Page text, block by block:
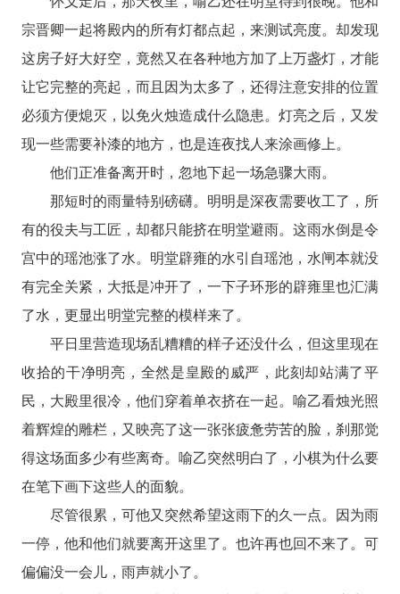
宗晋卿一起将殿内的所有灯都点起，来测试亮度。却发现
这房子好大好空，竟然又在各种地方加了上万盏灯，才能
让它完整的亮起，而且因为太多了，还得注意安排的位置
必须方便熄灭，以免火烛造成什么隐患。灯亮之后，又发
现一些需要补漆的地方，也是连夜找人来涂画修上。
他们正准备离开时，忽地下起一场急骤大雨。
那短时的雨量特别磅礴。明明是深夜需要收工了，所
有的役夫与工匠，却都只能挤在明堂避雨。这雨水倒是令
宫中的瑶池涨了水。明堂辟雍的水引自瑶池，水闸本就没
有完全关紧，大抵是冲开了，一下子环形的辟雍里也汇满
了水，更显出明堂完整的模样来了。
平日里营造现场乱糟糟的样子还没什么，但这里现在
收拾的干净明亮，全然是皇殿的威严，此刻却站满了平
民，大殿里很冷，他们穿着单衣挤在一起。喻乙看烛光照
着辉煌的雕栏，又映亮了这一张张疲惫劳苦的脸，刹那觉
得这场面多少有些离奇。喻乙突然明白了，小棋为什么要
在笔下画下这些人的面貌。
尽管很累，可他又突然希望这雨下的久一点。因为雨
一停，他和他们就要离开这里了。也许再也回不来了。可
偏偏没一会儿，雨声就小了。